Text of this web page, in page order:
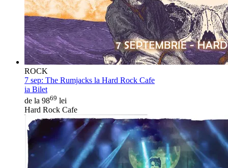
ROCK
7 sep: The Rumjacks la Hard Rock Cafe
ia Bilet
de la 9869 lei
Hard Rock Cafe